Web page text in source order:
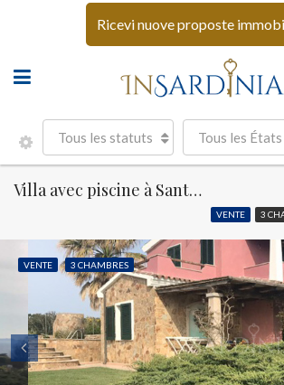
Ricevi nuove proposte
Tous les statuts Tous les États
Villa avec piscine à Santa Teresa di Gallura
VENTE 3
VENTE 3 CHAMBRES